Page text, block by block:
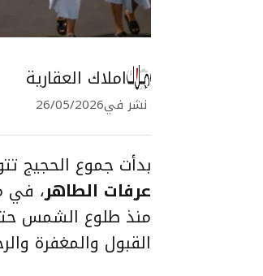
املاك العقارية
نشر في26/05/2026
بدأت جموع الحجيج
عرفات الطاهر، في
منذ طلوع الشمس حتى
القبول والمغفرة